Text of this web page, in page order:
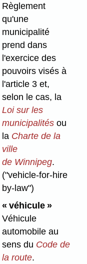
Règlement
qu'une
municipalité
prend dans
l'exercice des
pouvoirs visés à
l'article 3 et,
selon le cas, la
Loi sur les
municipalitésou
la Charte de la
ville
de Winnipeg.
("vehicle-for-hire
by-law")
« véhicule »
Véhicule
automobile au
sens du Code de
la route.